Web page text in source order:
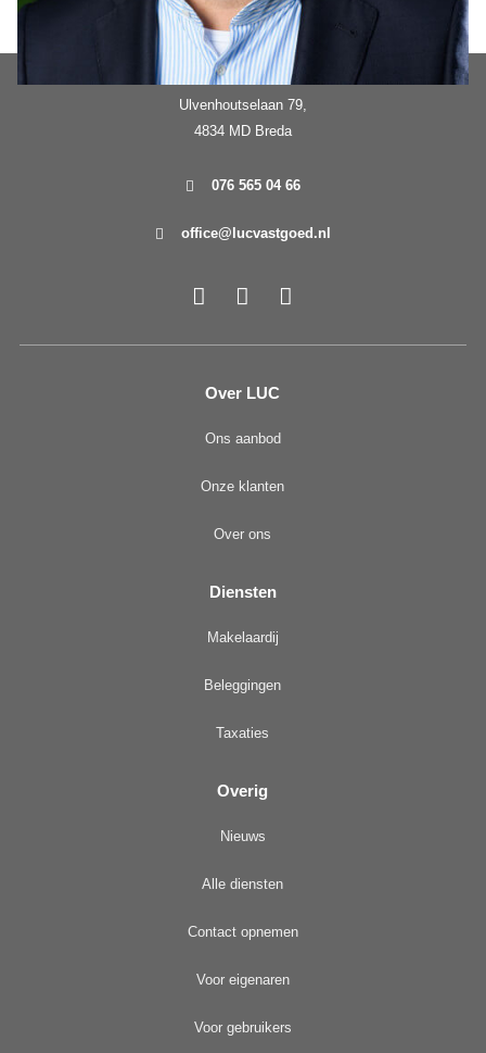
Ulvenhoutselaan 79,
4834 MD Breda
076 565 04 66
office@lucvastgoed.nl
Over LUC
Ons aanbod
Onze klanten
Over ons
Diensten
Makelaardij
Beleggingen
Taxaties
Overig
Nieuws
Alle diensten
Contact opnemen
Voor eigenaren
Voor gebruikers